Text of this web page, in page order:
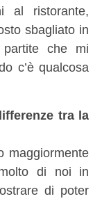
al ristorante,
sbagliato in
che mi
c’è qualcosa
tra la
maggiormente
di noi in
di poter